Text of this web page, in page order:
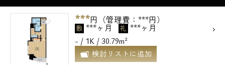
***円（管理費：***円）
敷 ***ヶ月 礼 ***ヶ月
- / 1K / 30.79m²
検討リストに追加